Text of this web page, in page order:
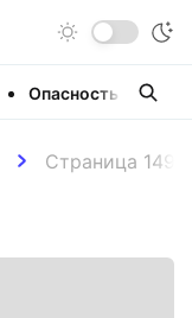
Опасность
Страница 149